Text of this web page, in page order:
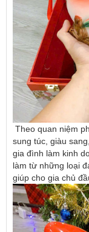
Theo quan niệm
sung túc, giàu
gia đình làm kinh
làm từ những loại
giúp cho gia chủ